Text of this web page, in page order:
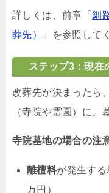
詳しくは、前章「釧
葬先）
」を参照して
ステップ3：現在
改葬先が決まったら
（寺院や霊園）に、
寺院墓地の場合の注
離檀料が発生す
万円）